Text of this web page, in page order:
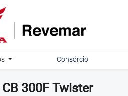
Consórcio
CB 300F Twister